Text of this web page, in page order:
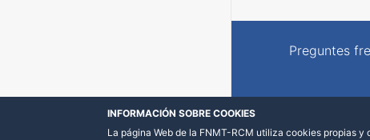
Preguntes
INFORMACIÓN SOBRE COOKIES
La página Web de la FNMT-RCM utiliza cookies propias